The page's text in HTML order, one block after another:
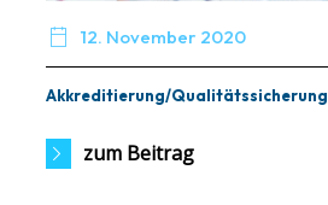
 12. November 2020
Akkreditierung/Qualitätssicherung
zum Beitrag